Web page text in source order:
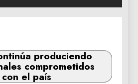
produciendo
comprometidos
con el país